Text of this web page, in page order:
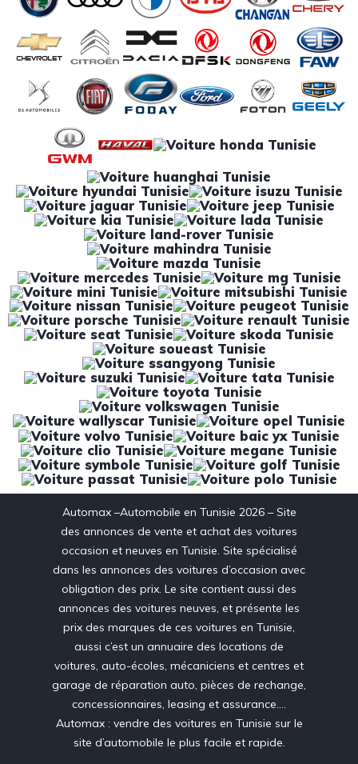
Automax –Automobile en Tunisie 2026 – Site
des annonces de vente et achat des voitures
occasion et neuves en Tunisie. Site spécialisé
dans les annonces des voitures d’occasion avec
obligation des prix. Le site contient aussi des
annonces des voitures neuves, et présente les
prix des marques de ces voitures en Tunisie,
aussi c’est un annuaire des locations de
voitures, auto-écoles, mécaniciens et centres et
garage de réparation auto, pièces de rechange,
concessionnaires, leasing et assurance….
Automax : vendre des voitures en Tunisie sur le
site d’automobile le plus facile et rapide.